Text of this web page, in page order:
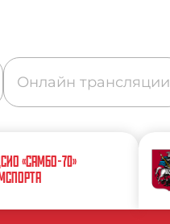
Онлайн трансляции
«САМБО-70»